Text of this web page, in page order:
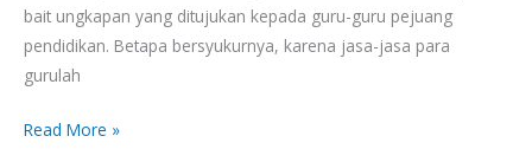
bait ungkapan yang ditujukan kepada guru-guru pejuang
pendidikan. Betapa bersyukurnya, karena jasa-jasa para
gurulah
Read More »